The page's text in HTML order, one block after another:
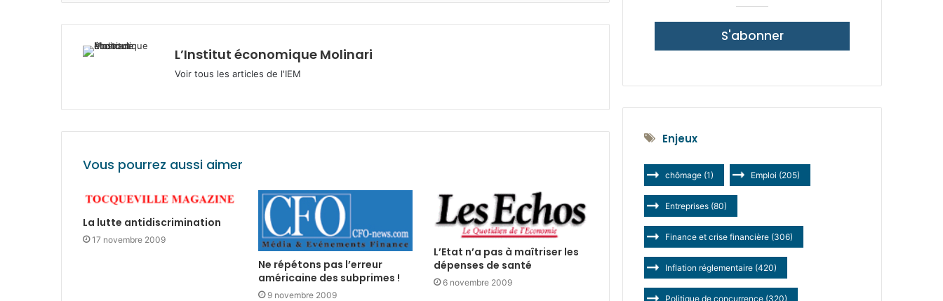
L’Institut économique Molinari
Voir tous les articles de l'IEM
Vous pourrez aussi aimer
La lutte antidiscrimination
17 novembre 2009
Ne répétons pas l’erreur
américaine des subprimes !
9 novembre 2009
L’Etat n’a pas à maîtriser les
dépenses de santé
6 novembre 2009
S'abonner
Enjeux
chômage (1) Emploi (205)
Entreprises (80)
Finance et crise financière (306)
Inflation réglementaire (420)
Politique de concurrence (320)